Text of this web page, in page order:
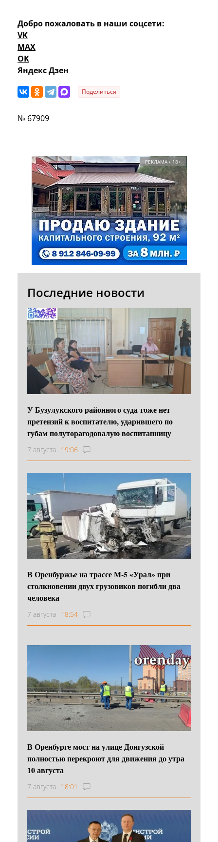
Добро пожаловать в наши соцсети:
VK
MAX
OK
Яндекс Дзен
Поделиться
№ 67909
РЕКЛАМА • 18+
Последние новости
У Бузулукского районного суда тоже нет
претензий к воспитателю, ударившего по
губам полуторагодовалую воспитанницу
7 августа 19:06
В Оренбуржье на трассе М-5 «Урал» при
столкновении двух грузовиков погибли два
человека
7 августа 18:54
В Оренбурге мост на улице Донгузской
полностью перекроют для движения до утра
10 августа
7 августа 18:01